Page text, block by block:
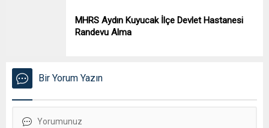
MHRS Aydın Kuyucak İlçe Devlet Hastanesi
Randevu Alma
Bir Yorum Yazın